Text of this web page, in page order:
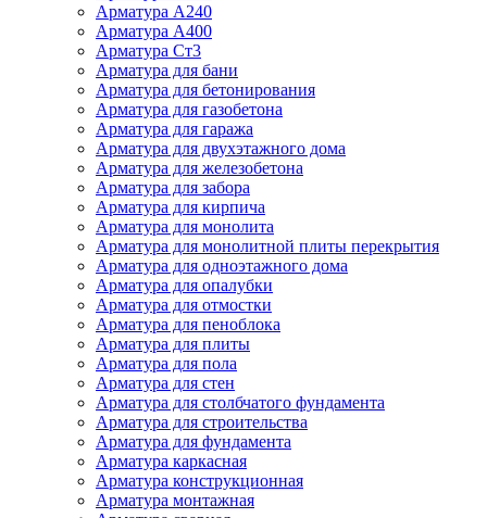
Арматура А240
Арматура А400
Арматура Ст3
Арматура для бани
Арматура для бетонирования
Арматура для газобетона
Арматура для гаража
Арматура для двухэтажного дома
Арматура для железобетона
Арматура для забора
Арматура для кирпича
Арматура для монолита
Арматура для монолитной плиты перекрытия
Арматура для одноэтажного дома
Арматура для опалубки
Арматура для отмостки
Арматура для пеноблока
Арматура для плиты
Арматура для пола
Арматура для стен
Арматура для столбчатого фундамента
Арматура для строительства
Арматура для фундамента
Арматура каркасная
Арматура конструкционная
Арматура монтажная